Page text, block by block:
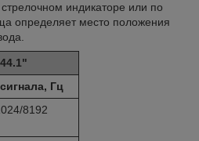
индикаторе или по
определяет место положения
Гц
8192